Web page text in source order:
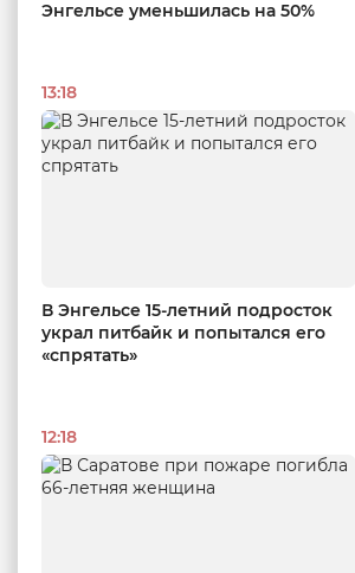
Энгельсе уменьшилась на 50%
13:18
В Энгельсе 15-летний подросток
украл питбайк и попытался его
«спрятать»
12:18